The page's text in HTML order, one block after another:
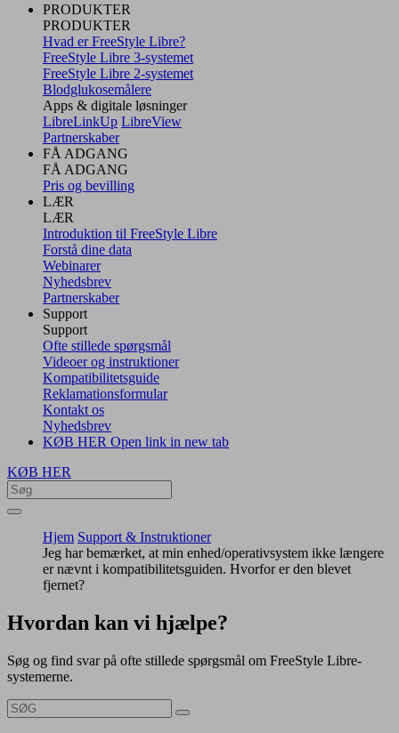
PRODUKTER
PRODUKTER
Hvad er FreeStyle Libre?
FreeStyle Libre 3-systemet
FreeStyle Libre 2-systemet
Blodglukosemålere
Apps & digitale løsninger
LibreLinkUp LibreView
Partnerskaber
FÅ ADGANG
FÅ ADGANG
Pris og bevilling
LÆR
LÆR
Introduktion til FreeStyle Libre
Forstå dine data
Webinarer
Nyhedsbrev
Partnerskaber
Support
Support
Ofte stillede spørgsmål
Videoer og instruktioner
Kompatibilitetsguide
Reklamationsformular
Kontakt os
Nyhedsbrev
KØB HER Open link in new tab
KØB HER
Hjem Support & Instruktioner
Jeg har bemærket, at min enhed/operativsystem ikke længere
er nævnt i kompatibilitetsguiden. Hvorfor er den blevet
fjernet?
Hvordan kan vi hjælpe?
Søg og find svar på ofte stillede spørgsmål om FreeStyle Libre-
systemerne.